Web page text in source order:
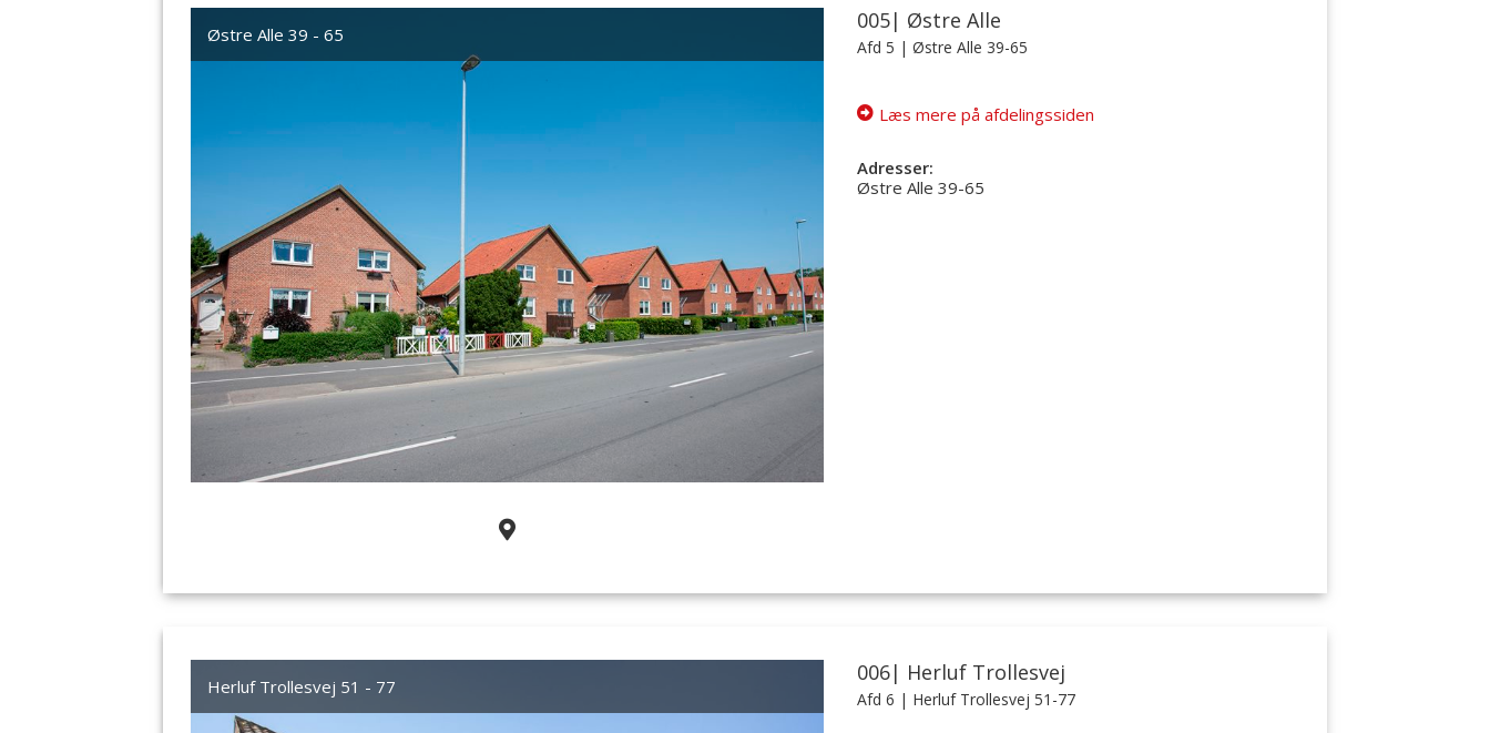
Østre Alle 39 - 65
005| Østre Alle
Afd 5 | Østre Alle 39-65
Læs mere på afdelingssiden
Adresser:
Østre Alle 39-65
Herluf Trollesvej 51 - 77
006| Herluf Trollesvej
Afd 6 | Herluf Trollesvej 51-77